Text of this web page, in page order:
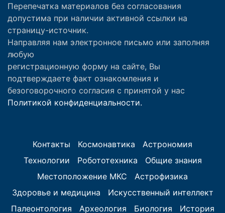
Перепечатка материалов без согласования
допустима при наличии активной ссылки на
страницу-источник.
Направляя нам электронное письмо или заполняя
любую
регистрационную форму на сайте, Вы
подтверждаете факт ознакомления и
безоговорочного согласия с принятой у нас
Политикой конфиденциальности.
Контакты Космонавтика
Астрономия
Технологии
Робототехника
Общие знания
Местоположение МКС
Астрофизика
Здоровье и медицина
Искусственный интеллект
Палеонтология
Археология Биология История